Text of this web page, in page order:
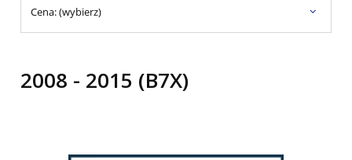
Cena: (wybierz)
2008 - 2015 (B7X)